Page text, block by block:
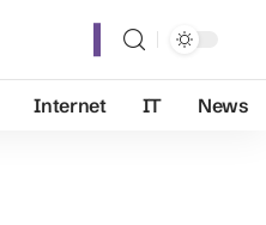
Internet IT News